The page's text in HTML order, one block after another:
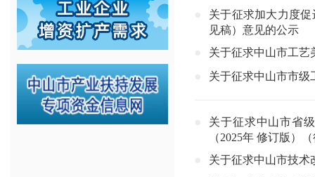
关于征求加大力度
见稿）意见的公示
关于征求中山市工艺
关于征求中山市市级
关于征求中山市省
（2025年 修订版）
关于征求中山市技术